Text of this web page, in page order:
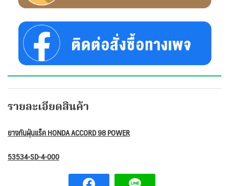
รายละเอียดสินค้า
ยางกันฝุ่นแร็ค HONDA ACCORD 98 POWER
53534-SD-4-000